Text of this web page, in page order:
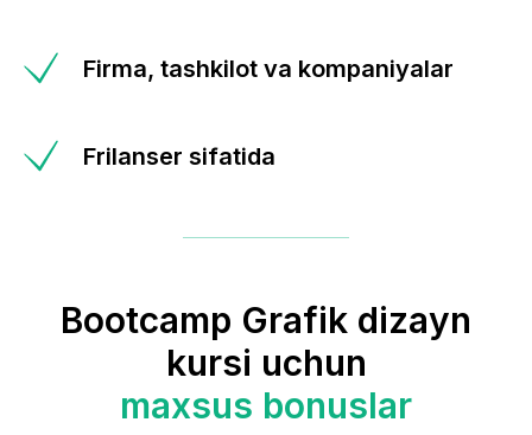
Firma, tashkilot va kompaniyalar
Frilanser sifatida
Bootcamp Grafik dizayn
kursi uchun
maxsus bonuslar